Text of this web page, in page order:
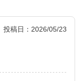
投稿日：2026/05/23